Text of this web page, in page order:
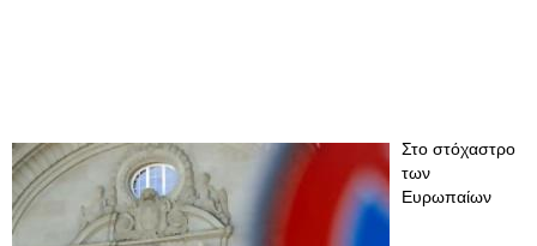
Στο στόχαστρο
των
Ευρωπαίων